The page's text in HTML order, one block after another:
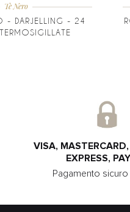
Tè Nero
- DARJELLING - 24
VISA, MASTERCARD,
EXPRESS,
Pagamento sicuro